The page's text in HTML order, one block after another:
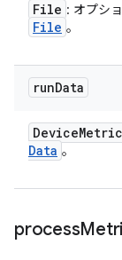
File : オプシ
File 。
runData
DeviceMetric
Data 。
process